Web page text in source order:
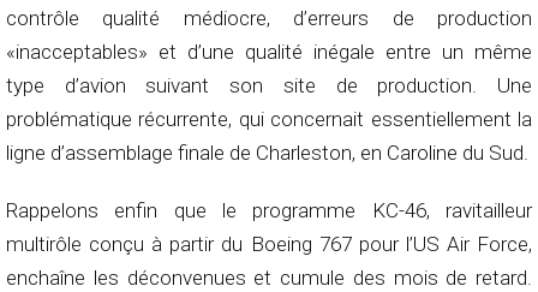
contrôle qualité médiocre, d’erreurs de production
«inacceptables» et d’une qualité inégale entre un même
type d’avion suivant son site de production. Une
problématique récurrente, qui concernait essentiellement la
ligne d’assemblage finale de Charleston, en Caroline du Sud.
Rappelons enfin que le programme KC-46, ravitailleur
multirôle conçu à partir du Boeing 767 pour l’US Air Force,
enchaîne les déconvenues et cumule des mois de retard.